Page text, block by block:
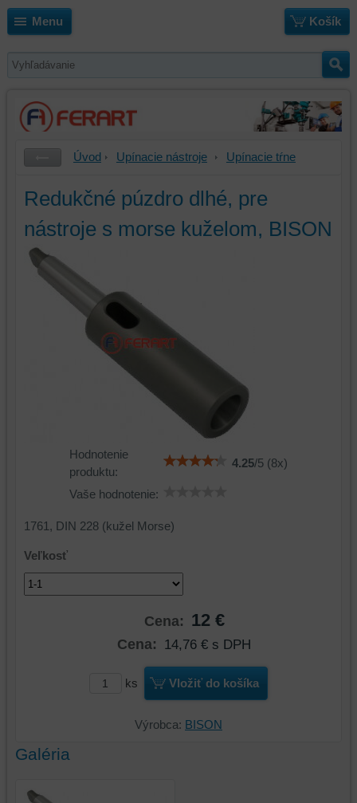
Menu Košík
Úvod Upínacie nástroje Upínacie tŕne
Redukčné púzdro dlhé, pre
nástroje s morse kuželom, BISON
Hodnotenie
produktu:
4.25/5(8x)
Vaše hodnotenie:
1761, DIN 228 (kužel Morse)
Veľkosť
Cena: 12 €
Cena: 14,76 € s DPH
ks Vložiť do košíka
Výrobca: BISON
Galéria